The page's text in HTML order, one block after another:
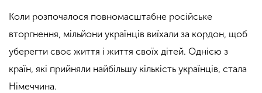
Коли розпочалося повномасштабне російське
вторгнення, мільйони українців виїхали за кордон, щоб
уберегти своє життя і життя своїх дітей. Однією з
країн, які прийняли найбільшу кількість українців, стала
Німеччина.